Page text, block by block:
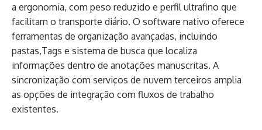
a ergonomia, com peso reduzido e perfil ultrafino que
facilitam o transporte diário. O software nativo oferece
ferramentas de organização avançadas, incluindo
pastas,Tags e sistema de busca que localiza
informações dentro de anotações manuscritas. A
sincronização com serviços de nuvem terceiros amplia
as opções de integração com fluxos de trabalho
existentes.